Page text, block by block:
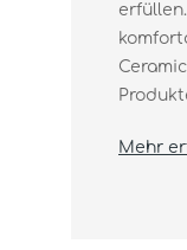
Mehr